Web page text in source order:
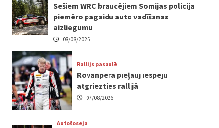
Sešiem WRC braucējiem Somijas policija
piemēro pagaidu auto vadīšanas
aizliegumu
08/08/2026
Rallijs pasaulē
Rovanpera pieļauj iespēju
atgriezties rallijā
07/08/2026
Autošoseja